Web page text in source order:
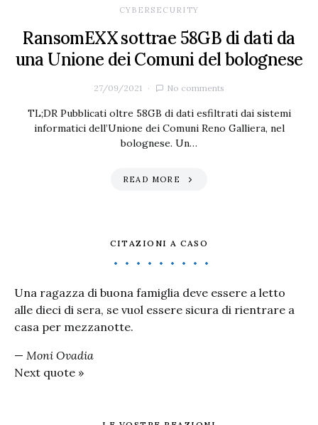
CYBERSECURITY
RansomEXX sottrae 58GB di dati da
una Unione dei Comuni del bolognese
27/09/2021 No comments
TL;DR Pubblicati oltre 58GB di dati esfiltrati dai sistemi
informatici dell’Unione dei Comuni Reno Galliera, nel
bolognese. Un…
READ MORE
CITAZIONI A CASO
Una ragazza di buona famiglia deve essere a letto
alle dieci di sera, se vuol essere sicura di rientrare a
casa per mezzanotte.
— Moni Ovadia
Next quote »